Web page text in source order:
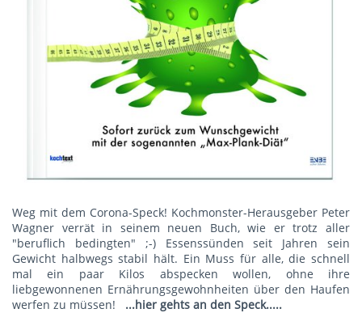
Weg mit dem Corona-Speck! Kochmonster-Herausgeber Peter
Wagner verrät in seinem neuen Buch, wie er trotz aller
"beruflich bedingten" ;-) Essenssünden seit Jahren sein
Gewicht halbwegs stabil hält. Ein Muss für alle, die schnell
mal ein paar Kilos abspecken wollen, ohne ihre
liebgewonnenen Ernährungsgewohnheiten über den Haufen
werfen zu müssen!
...hier gehts an den Speck.....